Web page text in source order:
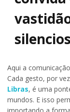
Aqui a
Cada gesto, por
Libras, é uma
mundos. E isso
importando a